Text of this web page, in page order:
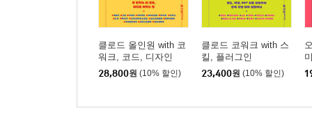
클로드 올인원 with 코
워크, 코드, 디자인
28,800원 (10% 할인)
클로드 코워크 with 스
킬, 플러그인
23,400원 (10% 할인)